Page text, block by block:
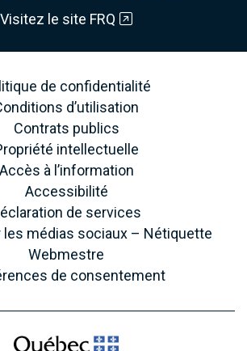
Visitez le site FRQ
de confidentialité
d’utilisation
Contrats publics
intellectuelle
Accès à l’information
Accessibilité
de services
les médias sociaux – Nétiquette
Webmestre
de consentement